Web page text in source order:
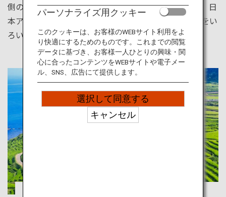
側の対馬海流と太平洋側の黒潮がもたらす海の文化と、日
本アルプスをはじめとする峰々から生まれた山の文化をい
ろいろな形で楽しめるスポットが数多くあります。
パーソナライズ用クッキー
このクッキーは、お客様のWEBサイト利用をよ
り快適にするためのものです。これまでの閲覧
データに基づき、お客様一人ひとりの興味・関
心に合ったコンテンツをWEBサイトや電子メー
ル、SNS、広告にて提供します。
選択して同意する
キャンセル